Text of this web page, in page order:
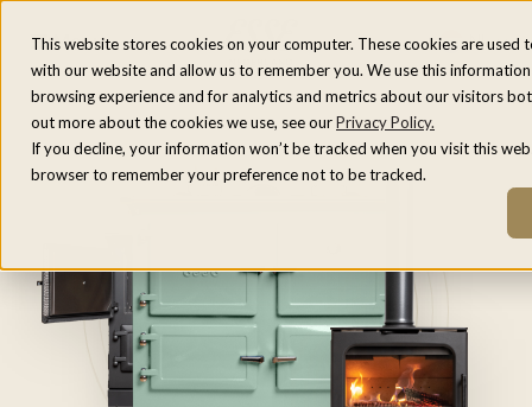
This website stores cookies on your computer. These cookies are
with our website and allow us to remember you. We use this
browsing experience and for analytics and metrics about our visitors
out more about the cookies we use, see ourPrivacy Policy.
If you decline, your information won’t be tracked when you visit this
browser to remember your preference not to be tracked.
Menu
NL
fr